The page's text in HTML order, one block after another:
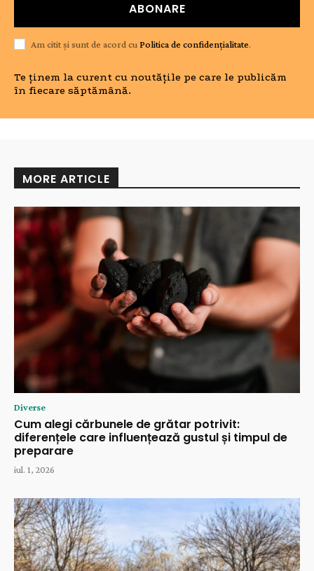
ABONARE
Am citit și sunt de acord cu Politica de confidențialitate.
Te ținem la curent cu noutățile pe care le publicăm
în fiecare săptămână.
MORE ARTICLE
Diverse
Cum alegi cărbunele de grătar potrivit:
diferențele care influențează gustul și timpul de
preparare
iul. 1, 2026